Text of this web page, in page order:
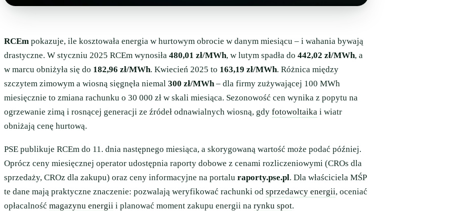
RCEm pokazuje, ile kosztowała energia w hurtowym obrocie w danym miesiącu – i wahania bywają
drastyczne. W styczniu 2025 RCEm wynosiła 480,01 zł/MWh, w lutym spadła do 442,02 zł/MWh, a
w marcu obniżyła się do 182,96 zł/MWh. Kwiecień 2025 to 163,19 zł/MWh. Różnica między
szczytem zimowym a wiosną sięgnęła niemal 300 zł/MWh– dla firmy zużywającej 100 MWh
miesięcznie to zmiana rachunku o 30 000 zł w skali miesiąca. Sezonowość cen wynika z popytu na
ogrzewanie zimą i rosnącej generacji ze źródeł odnawialnych wiosną, gdy fotowoltaika i wiatr
obniżają cenę hurtową.
PSE publikuje RCEm do 11. dnia następnego miesiąca, a skorygowaną wartość może podać później.
Oprócz ceny miesięcznej operator udostępnia raporty dobowe z cenami rozliczeniowymi (CROs dla
sprzedaży, CROz dla zakupu) oraz ceny informacyjne na portalu raporty.pse.pl. Dla właściciela MŚP
te dane mają praktyczne znaczenie: pozwalają weryfikować rachunki od sprzedawcy energii, oceniać
opłacalność magazynu energii i planować moment zakupu energii na rynku spot.